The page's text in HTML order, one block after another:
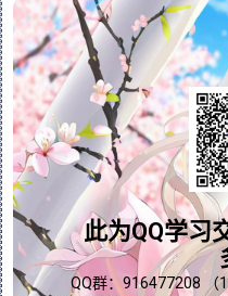
教程
本视频教程含图文全面
束的使用方法，帮助用
技巧。约束是草绘中不
规整和精确。视频详细
数值约束、水平约束、
束、终点约束、相等约
约束，并演示了如何删
还特别提到了无法手动
全面理解草绘约束的应
此为QQ学习
QQ群：916477208 （
问题答
群内有大
点我